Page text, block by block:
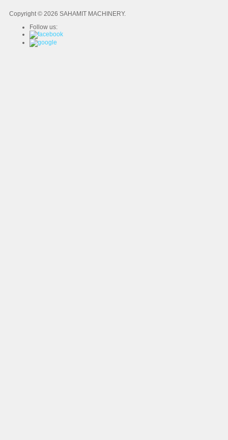
Copyright © 2026 SAHAMIT MACHINERY.
Follow us: